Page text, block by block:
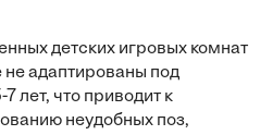
детских игровых комнат
адаптированы под
лет, что приводит к
неудобных поз,